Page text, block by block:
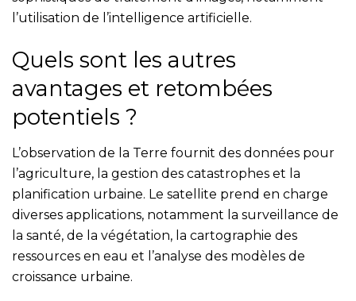
l’utilisation de l’intelligence artificielle.
Quels sont les autres
avantages et retombées
potentiels ?
L’observation de la Terre fournit des données pour
l’agriculture, la gestion des catastrophes et la
planification urbaine. Le satellite prend en charge
diverses applications, notamment la surveillance de
la santé, de la végétation, la cartographie des
ressources en eau et l’analyse des modèles de
croissance urbaine.